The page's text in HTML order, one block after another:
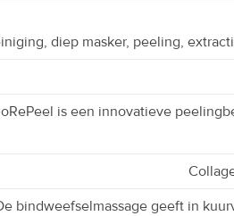
diep masker, peeling,
is een innovatieve
bindweefselmassage geeft in